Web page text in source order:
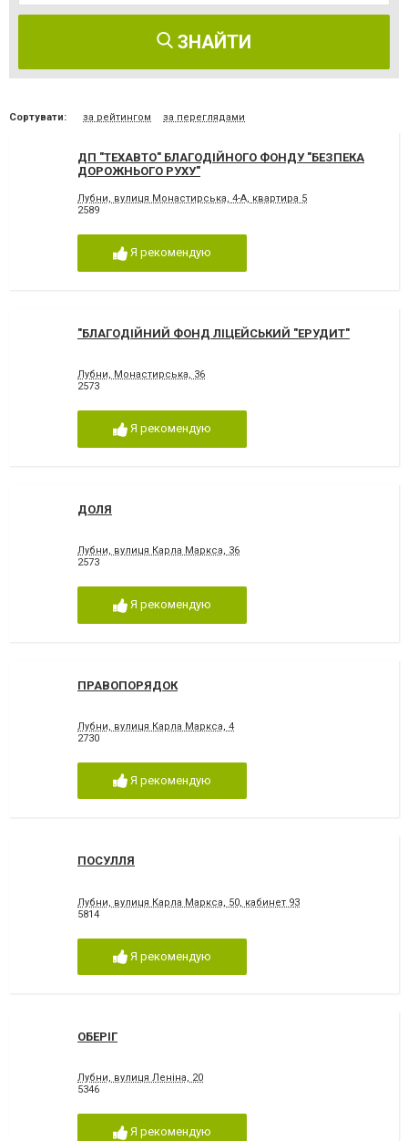
ЗНАЙТИ
Сортувати: за рейтингом за переглядами
ДП "ТЕХАВТО" БЛАГОДІЙНОГО ФОНДУ "БЕЗПЕКА
ДОРОЖНЬОГО РУХУ"
Лубни, вулиця Монастирська, 4-А, квартира 5
2589
Я рекомендую
"БЛАГОДІЙНИЙ ФОНД ЛІЦЕЙСЬКИЙ "ЕРУДИТ"
Лубни, Монастирська, 36
2573
Я рекомендую
ДОЛЯ
Лубни, вулиця Карла Маркса, 36
2573
Я рекомендую
ПРАВОПОРЯДОК
Лубни, вулиця Карла Маркса, 4
2730
Я рекомендую
ПОСУЛЛЯ
Лубни, вулиця Карла Маркса, 50, кабинет 93
5814
Я рекомендую
ОБЕРІГ
Лубни, вулиця Леніна, 20
5346
Я рекомендую